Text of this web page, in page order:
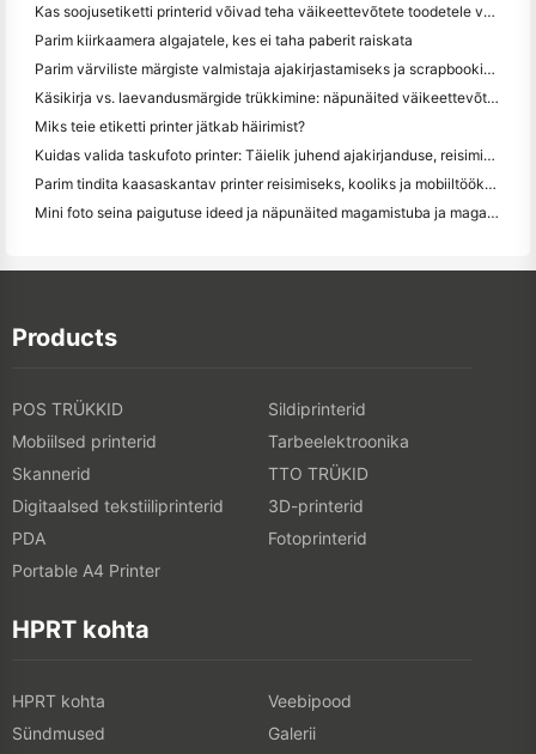
Kas soojusetiketti printerid võivad teha väikeettevõtete toodetele veekindel etikett?
Parim kiirkaamera algajatele, kes ei taha paberit raiskata
Parim värviliste märgiste valmistaja ajakirjastamiseks ja scrapbooking'iks: lisage iga leheküljele rohkem värvi
Käsikirja vs. laevandusmärgide trükkimine: näpunäited väikeettevõtetele 2026. aastal
Miks teie etiketti printer jätkab häirimist?
Kuidas valida taskufoto printer: Täielik juhend ajakirjanduse, reisimise ja iPhone'i kasutajatele
Parim tindita kaasaskantav printer reisimiseks, kooliks ja mobiiltööks: Hanin MT620 Pro ülevaade
Mini foto seina paigutuse ideed ja näpunäited magamistuba ja magamistuba kaunistamiseks
Products
POS TRÜKKID
Sildiprinterid
Mobiilsed printerid
Tarbeelektroonika
Skannerid
TTO TRÜKID
Digitaalsed tekstiiliprinterid
3D-printerid
PDA
Fotoprinterid
Portable A4 Printer
HPRT kohta
HPRT kohta
Veebipood
Sündmused
Galerii